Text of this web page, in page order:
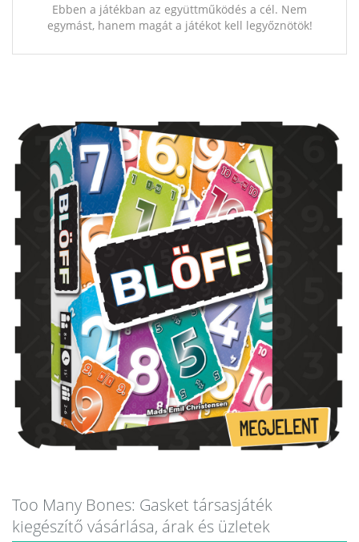
Ebben a játékban az együttműködés a cél. Nem
egymást, hanem magát a játékot kell legyőznötök!
Too Many Bones: Gasket társasjáték
kiegészítő vásárlása, árak és üzletek